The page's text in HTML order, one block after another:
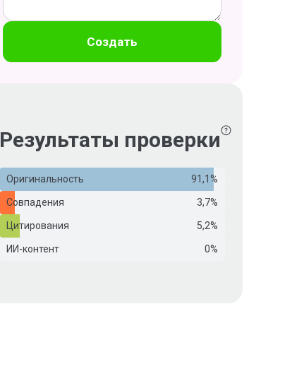
Создать
Результаты проверки
Оригинальность 91,1%
Совпадения 3,7%
Цитирования 5,2%
ИИ-контент 0%